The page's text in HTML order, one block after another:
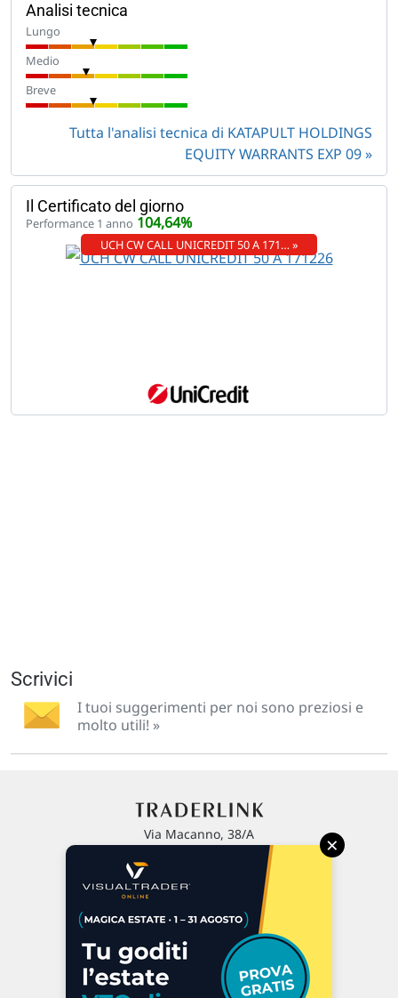
Analisi tecnica
Lungo
Medio
Breve
Tutta l'analisi tecnica di KATAPULT HOLDINGS
EQUITY WARRANTS EXP 09
Il Certificato del giorno
Performance 1 anno 104,64%
UCH CW CALL UNICREDIT 50 A 171… »
Scrivici
I tuoi suggerimenti per noi sono preziosi e
molto utili! »
Via Macanno, 38/A
P.IVA 02 452 460 401
Chi siamo
Commenti e segnalazioni
Contattaci
×